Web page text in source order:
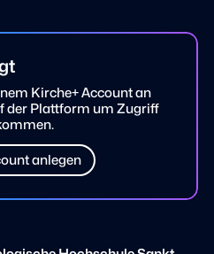
Kirche+ Account an
der Plattform um Zugriff
anlegen